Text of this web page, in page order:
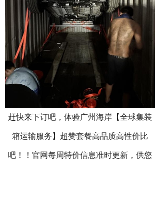
赶快来下订吧，体验广州海岸【全球集装
箱运输服务】超赞套餐高品质高性价比
吧！！官网每周特价信息准时更新，供您